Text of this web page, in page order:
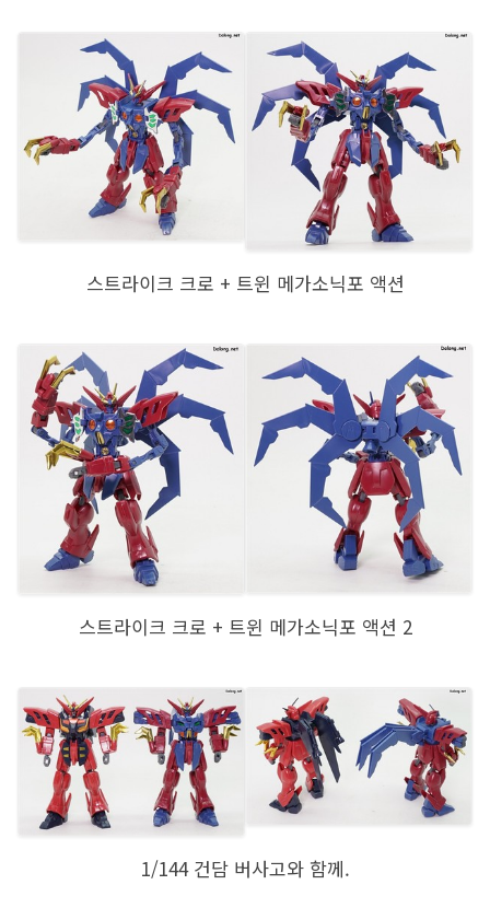
스트라이크 크로 + 트윈 메가소닉포 액션
스트라이크 크로 + 트윈 메가소닉포 액션 2
1/144 건담 버사고와 함께.